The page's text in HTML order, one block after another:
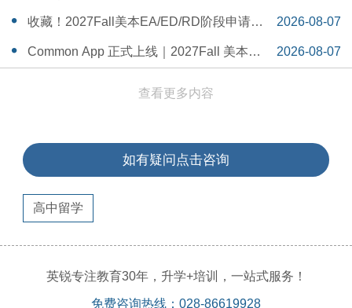
14:26:40
收藏！2027Fall美本EA/ED/RD阶段申请截
止日期汇总！
2026-08-07
14:20:11
Common App 正式上线｜2027Fall 美本申
2026-08-07
查看更多内容
如有疑问点击咨询
高中留学
英锐专注教育30年，升学+培训，一站式服务！
免费咨询热线：028-86619928